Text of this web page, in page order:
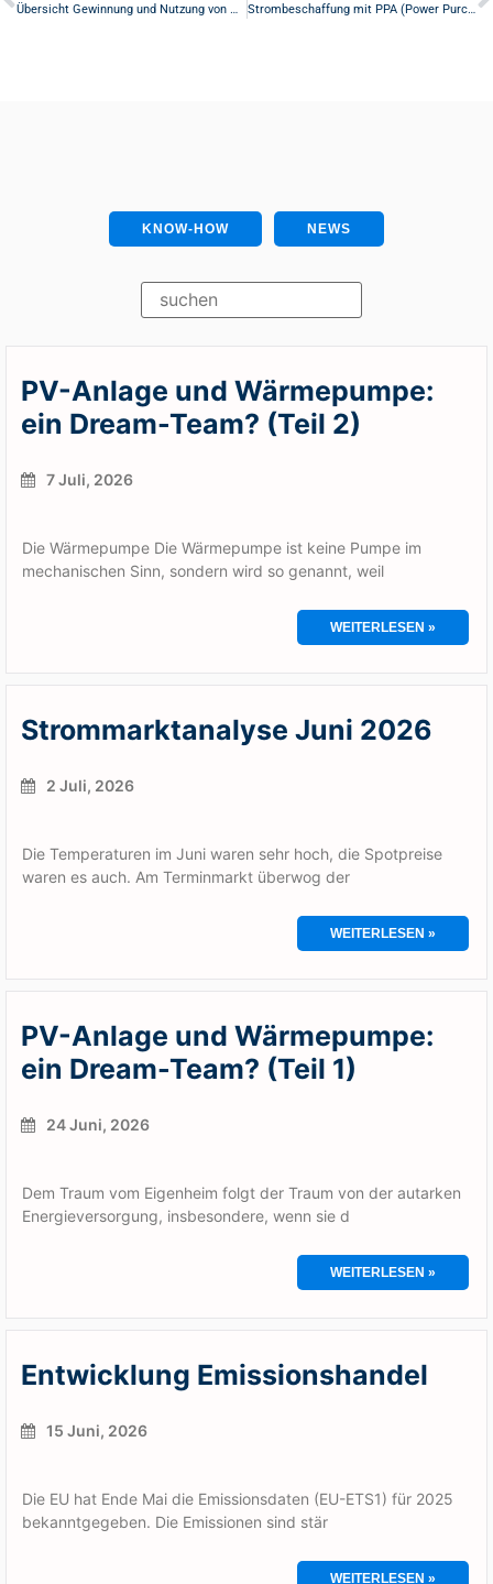
Strombeschaffung mit PPA (Power Purchase Agreement)
KNOW-HOW NEWS
PV-Anlage und Wärmepumpe:
ein Dream-Team? (Teil 2)
7 Juli, 2026
Die Wärmepumpe Die Wärmepumpe ist keine Pumpe im
mechanischen Sinn, sondern wird so genannt, weil
WEITERLESEN »
Strommarktanalyse Juni 2026
2 Juli, 2026
Die Temperaturen im Juni waren sehr hoch, die Spotpreise
waren es auch. Am Terminmarkt überwog der
WEITERLESEN »
PV-Anlage und Wärmepumpe:
ein Dream-Team? (Teil 1)
24 Juni, 2026
Dem Traum vom Eigenheim folgt der Traum von der autarken
Energieversorgung, insbesondere, wenn sie d
WEITERLESEN »
Entwicklung Emissionshandel
15 Juni, 2026
Die EU hat Ende Mai die Emissionsdaten (EU-ETS1) für 2025
bekanntgegeben. Die Emissionen sind stär
WEITERLESEN »